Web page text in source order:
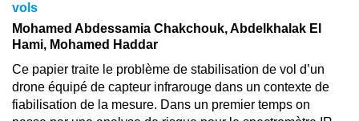
vols
Mohamed Abdessamia Chakchouk, Abdelkhalak El
Hami, Mohamed Haddar
Ce papier traite le problème de stabilisation de vol d’un
drone équipé de capteur infrarouge dans un contexte de
fiabilisation de la mesure. Dans un premier temps on